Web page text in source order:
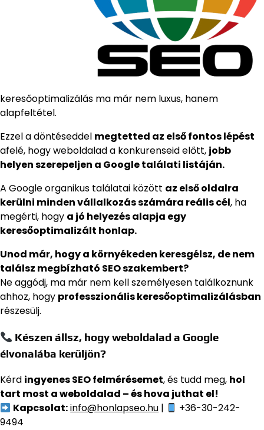
keresőoptimalizálás ma már nem luxus, hanem
alapfeltétel.
Ezzel a döntéseddel megtetted az első fontos lépést
afelé, hogy weboldalad a konkurenseid előtt, jobb
helyen szerepeljen a Google találati listáján.
A Google organikus találatai között az első oldalra
kerülni minden vállalkozás számára reális cél, ha
megérti, hogy a jó helyezés alapja egy
keresőoptimalizált honlap.
Unod már, hogy a környékeden keresgélsz, de nem
találsz megbízható SEO szakembert?
Ne aggódj, ma már nem kell személyesen találkoznunk
ahhoz, hogy professzionális keresőoptimalizálásban
részesülj.
Készen állsz, hogy weboldalad a Google
élvonalába kerüljön?
Kérd ingyenes SEO felmérésemet, és tudd meg, hol
tart most a weboldalad – és hova juthat el!
Kapcsolat:info@honlapseo.hu |
+36-30-242-
9494